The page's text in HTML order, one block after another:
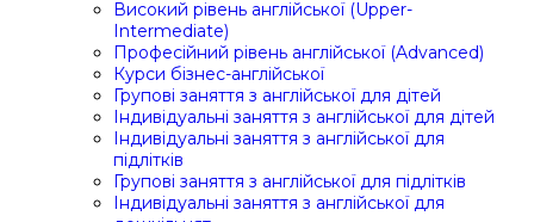
Високий рівень англійської (Upper-
Intermediate)
Професійний рівень англійської (Advanced)
Курси бізнес-англійської
Групові заняття з англійської для дітей
Індивідуальні заняття з англійської для дітей
Індивідуальні заняття з англійської для
підлітків
Групові заняття з англійської для підлітків
Індивідуальні заняття з англійської для